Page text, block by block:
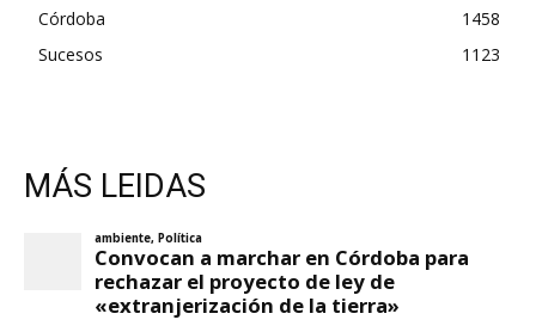
Córdoba
1458
Sucesos
1123
MÁS LEIDAS